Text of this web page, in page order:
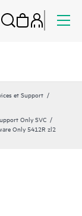
et Support
Only SVC
Only 5412R zl2